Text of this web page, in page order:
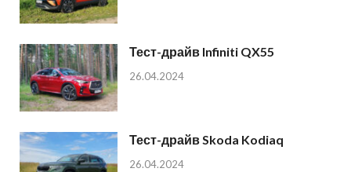
Тест-драйв Infiniti QX55
26.04.2024
Тест-драйв Skoda Kodiaq
26.04.2024